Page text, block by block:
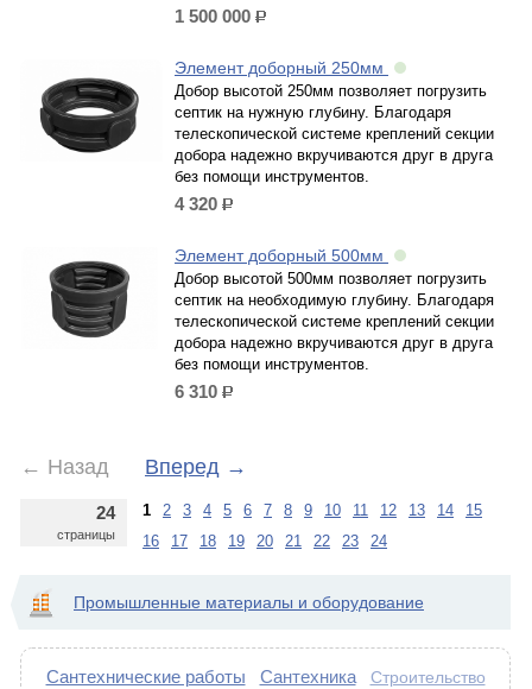
1 500 000 р.
Элемент доборный 250мм
Добор высотой 250мм позволяет погрузить
септик на нужную глубину. Благодаря
телескопической системе креплений секции
добора надежно вкручиваются друг в друга
без помощи инструментов.
4 320 р.
Элемент доборный 500мм
Добор высотой 500мм позволяет погрузить
септик на необходимую глубину. Благодаря
телескопической системе креплений секции
добора надежно вкручиваются друг в друга
без помощи инструментов.
6 310 р.
← Назад Вперед →
24
страницы
1 2 3 4 5 6 7 8 9 10 11 12 13 14
15
16
17 18 19 20 21 22 23 24
Промышленные материалы и оборудование
Сантехнические работы Сантехника Строительство